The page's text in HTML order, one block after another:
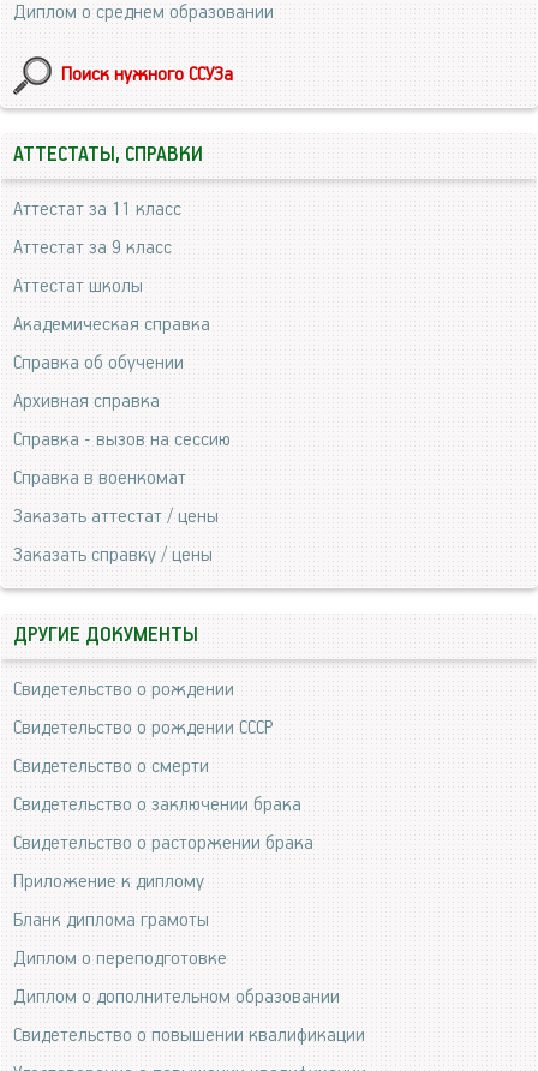
Диплом о среднем образовании
Поиск нужного ССУЗа
АТТЕСТАТЫ, СПРАВКИ
Аттестат за 11 класс
Аттестат за 9 класс
Аттестат школы
Академическая справка
Справка об обучении
Архивная справка
Справка - вызов на сессию
Справка в военкомат
Заказать аттестат / цены
Заказать справку / цены
ДРУГИЕ ДОКУМЕНТЫ
Свидетельство о рождении
Свидетельство о рождении СССР
Свидетельство о смерти
Свидетельство о заключении брака
Свидетельство о расторжении брака
Приложение к диплому
Бланк диплома грамоты
Диплом о переподготовке
Диплом о дополнительном образовании
Свидетельство о повышении квалификации